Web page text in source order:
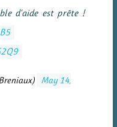
d’aide est prête !
May 14,